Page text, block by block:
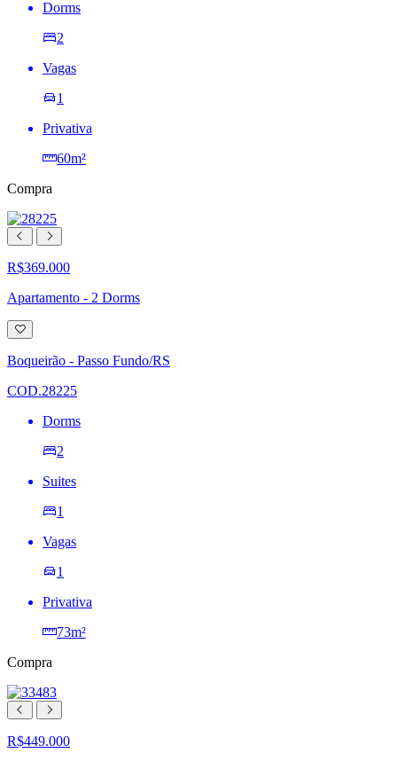
Dorms
2
Vagas
1
Privativa
60m²
Compra
R$369.000
Apartamento - 2 Dorms
Adicionar
à
lista
de
Boqueirão - Passo Fundo/RS
COD.28225
Dorms
2
Suites
1
Vagas
1
Privativa
73m²
Compra
R$449.000